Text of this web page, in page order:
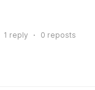
1 reply 0 reposts